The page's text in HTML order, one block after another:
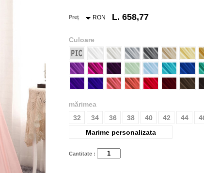
Preț RON L. 658,77
Culoare
mărimea
32
34 36 38 40 42 44
Marime personalizata
Cantitate :